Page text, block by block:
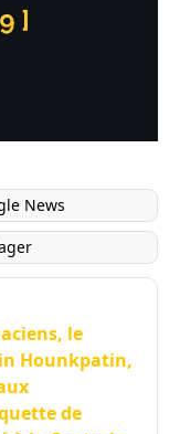
News
le
Hounkpatin,
de